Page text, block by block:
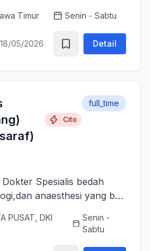
Timur Senin - Sabtu
18/05/2026 Detail
Cito
full_time
Spesialis bedah
anaesthesi yang bs
Bersedia bergabung
PUSAT, DKI
Senin -
Sabtu